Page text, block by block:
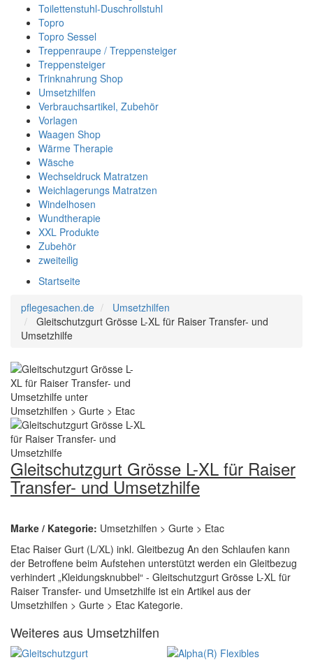
Toilettenstuhl-Duschrollstuhl
Topro
Topro Sessel
Treppenraupe / Treppensteiger
Treppensteiger
Trinknahrung Shop
Umsetzhilfen
Verbrauchsartikel, Zubehör
Vorlagen
Waagen Shop
Wärme Therapie
Wäsche
Wechseldruck Matratzen
Weichlagerungs Matratzen
Windelhosen
Wundtherapie
XXL Produkte
Zubehör
zweiteilig
Startseite
pflegesachen.de
Umsetzhilfen
Gleitschutzgurt Grösse L-XL für Raiser Transfer- und
Umsetzhilfe
Gleitschutzgurt Grösse L-XL für Raiser
Transfer- und Umsetzhilfe
Marke / Kategorie: Umsetzhilfen > Gurte > Etac
Etac Raiser Gurt (L/XL) inkl. Gleitbezug An den Schlaufen kann
der Betroffene beim Aufstehen unterstützt werden ein Gleitbezug
verhindert „Kleidungsknubbel“ - Gleitschutzgurt Grösse L-XL für
Raiser Transfer- und Umsetzhilfe ist ein Artikel aus der
Umsetzhilfen > Gurte > Etac Kategorie.
Weiteres aus Umsetzhilfen